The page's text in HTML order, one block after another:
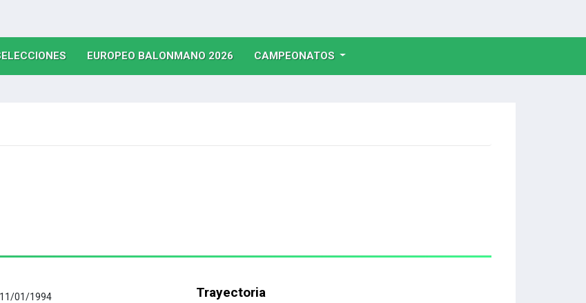
(CURRENT)
EUROPEO BALONMANO 2026(CURRENT)
CAMPEONATOS
11/01/1994 Trayectoria